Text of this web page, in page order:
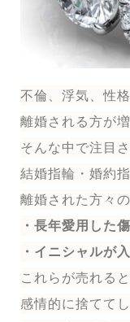
不倫、浮気、性
離婚される方が
そんな中で注目
結婚指輪 ・婚約
離婚された方々
・長年愛用した
・イニシャルが
これらが売れる
感情的に捨てて